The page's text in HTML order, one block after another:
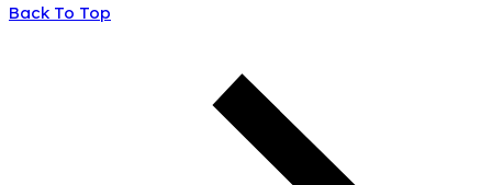
Back To Top